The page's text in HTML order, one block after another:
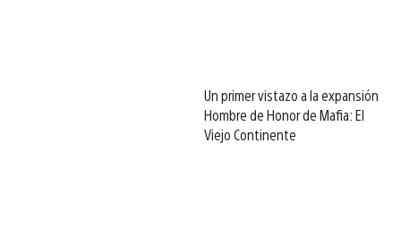
Un primer vistazo a la expansión
Hombre de Honor de Mafia: El
Viejo Continente